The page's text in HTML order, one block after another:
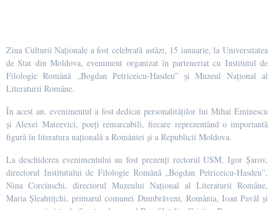
Ziua Culturii Naționale a fost celebrată astăzi, 15 ianuarie, la Universitatea
de Stat din Moldova, eveniment organizat în parteneriat cu Institutul de
Filologie Română „Bogdan Petriceicu-Hasdeu” și Muzeul Național al
Literaturii Române.
În acest an, evenimentul a fost dedicat personalităților lui Mihai Eminescu
și Alexei Mateevici, poeți remarcabili, fiecare reprezentând o importantă
figură în literatura națională a României și a Republicii Moldova.
La deschiderea evenimentului au fost prezenți rectorul USM, Igor Șarov,
directorul Institutului de Filologie Română „Bogdan Petriceicu-Hasdeu”,
Nina Corcinschi, directorul Muzeului Național al Literaturii Române,
Maria Șleahtițchi, primarul comunei Dumbrăveni, România, Ioan Pavăl și